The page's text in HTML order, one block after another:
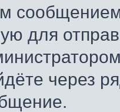
сообщением
для
через